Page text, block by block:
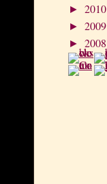
► 2010
► 2009
► 2008